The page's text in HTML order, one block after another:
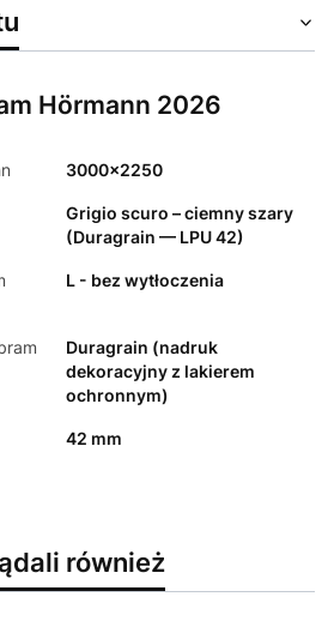
Hörmann 2026
3000x2250
Grigio scuro – ciemny szary
(Duragrain — LPU 42)
L - bez wytłoczenia
Duragrain (nadruk
dekoracyjny z lakierem
ochronnym)
42 mm
również